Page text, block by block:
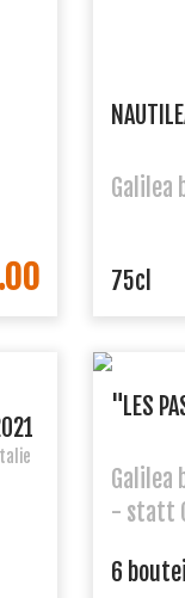
Galilea
75cl
Italie
"LES
Galilea
- statt
6